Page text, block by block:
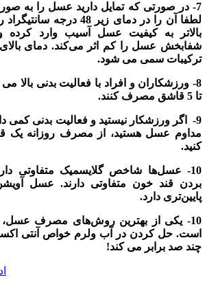
7- در صورتی که تمایل دارید عسل را به
لطفا آن را در دمای زیر 48
بالاتر به کیفیت عسل آسیب وارد کرده و
ترکیبات سمی می شود.
8- ورزشکاران و افراد با فعالیت بدنی بالا
تا 5 قاشق مصرف کنند.
9-
اگر ورزشکار نیستید و فعالیت بدنی کمی
مداوم عسل هستید، از مصرف روزانه یک
کنید.
10- عسل‌ها شاخص گلایسمیک متفاوتی
بردن قند خون متفاوتی دارند. عسل
پایین‌تری دارد.
10- یکی از بهترین روش‌های مصرف
است. حل کردن در آب ولرم خواص آنتی
چند صد برابر می کند!